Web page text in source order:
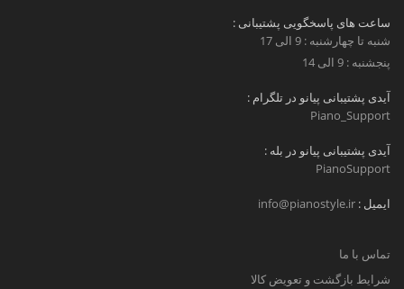
ساعت های پاسخگویی پشتیبانی :
شنبه تا چهارشنبه : 9 الی 17
پنجشنبه : 9 الی 14
آیدی پشتیبانی پیانو در تلگرام :
Piano_Support
آیدی پشتیبانی پیانو در بله :
PianoSupport
ایمیل : info@pianostyle.ir
تماس با ما
شرایط بازگشت و تعویض کالا